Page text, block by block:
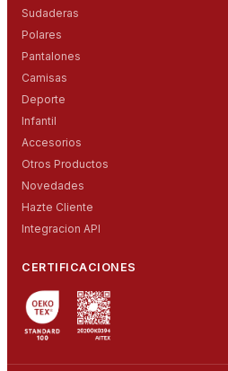
Sudaderas
Polares
Pantalones
Camisas
Deporte
Infantil
Accesorios
Otros Productos
Novedades
Hazte Cliente
Integracion API
CERTIFICACIONES